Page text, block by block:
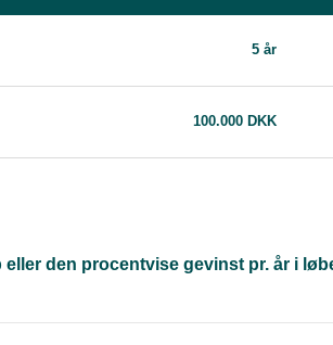
5 år
100.000 DKK
den procentvise gevinst pr. år i